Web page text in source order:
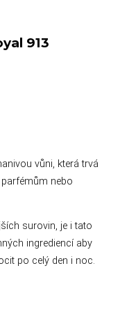
913
vůni, která trvá
nebo
surovin, je i tato
ingrediencí aby
po celý den i noc.